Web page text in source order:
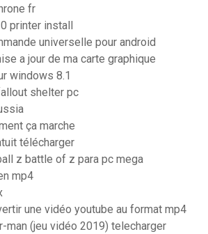
fr
printer install
universelle pour android
a jour de ma carte graphique
windows 8.1
shelter pc
ça marche
télécharger
z battle of z para pc mega
mp4
une vidéo youtube au format mp4
man (jeu vidéo 2019) telecharger